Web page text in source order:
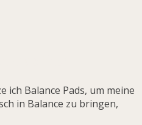
ich Balance Pads, um meine
in Balance zu bringen,